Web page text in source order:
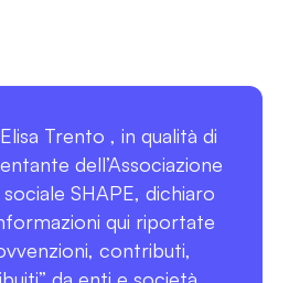
Trento , in qualità di
dell’Associazione
SHAPE, dichiaro
qui riportate
contributi,